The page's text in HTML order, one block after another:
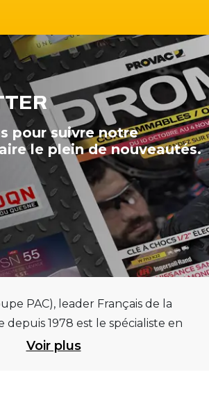
pour suivre notre
le plein de nouveautés.
PAC), leader Français de la
depuis 1978 est le spécialiste en
pour garages et centres
Voir plus